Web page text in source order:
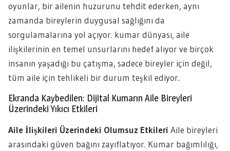
oyunlar, bir ailenin huzurunu tehdit ederken, aynı
zamanda bireylerin duygusal sağlığını da
sorgulamalarına yol açıyor. kumar dünyası, aile
ilişkilerinin en temel unsurlarını hedef alıyor ve birçok
insanın yaşadığı bu çatışma, sadece bireyler için değil,
tüm aile için tehlikeli bir durum teşkil ediyor.
Ekranda Kaybedilen: Dijital Kumarın Aile Bireyleri
Üzerindeki Yıkıcı Etkileri
Aile İlişkileri Üzerindeki Olumsuz Etkileri Aile bireyleri
arasındaki güven bağını zayıflatıyor. Kumar bağımlılığı,